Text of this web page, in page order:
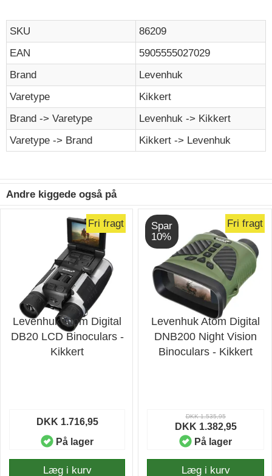
SKU
86209
EAN
5905555027029
Brand
Levenhuk
Varetype
Kikkert
Brand -> Varetype
Levenhuk -> Kikkert
Varetype -> Brand
Kikkert -> Levenhuk
Andre kiggede også på
Fri fragt
Levenhuk Atom Digital
DB20 LCD Binoculars -
Kikkert
DKK 1.716,95
På lager
Læg i kurv
Spar
10%
Fri fragt
Levenhuk Atom Digital
DNB200 Night Vision
Binoculars - Kikkert
DKK 1.535,95
DKK 1.382,95
På lager
Læg i kurv